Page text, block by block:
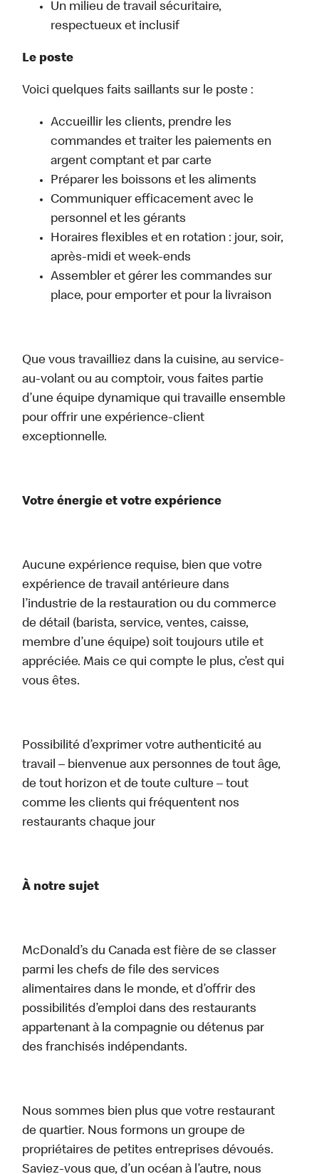
Un milieu de travail sécuritaire,
respectueux et inclusif
Le poste
Voici quelques faits saillants sur le poste :
Accueillir les clients, prendre les
commandes et traiter les paiements en
argent comptant et par carte
Préparer les boissons et les aliments
Communiquer efficacement avec le
personnel et les gérants
Horaires flexibles et en rotation : jour, soir,
après-midi et week-ends
Assembler et gérer les commandes sur
place, pour emporter et pour la livraison
Que vous travailliez dans la cuisine, au service-
au-volant ou au comptoir, vous faites partie
d’une équipe dynamique qui travaille ensemble
pour offrir une expérience-client
exceptionnelle.
Votre énergie et votre expérience
Aucune expérience requise, bien que votre
expérience de travail antérieure dans
l’industrie de la restauration ou du commerce
de détail (barista, service, ventes, caisse,
membre d’une équipe) soit toujours utile et
appréciée. Mais ce qui compte le plus, c’est qui
vous êtes.
Possibilité d’exprimer votre authenticité au
travail – bienvenue aux personnes de tout âge,
de tout horizon et de toute culture – tout
comme les clients qui fréquentent nos
restaurants chaque jour
À notre sujet
McDonald’s du Canada est fière de se classer
parmi les chefs de file des services
alimentaires dans le monde, et d’offrir des
possibilités d’emploi dans des restaurants
appartenant à la compagnie ou détenus par
des franchisés indépendants.
Nous sommes bien plus que votre restaurant
de quartier. Nous formons un groupe de
propriétaires de petites entreprises dévoués.
Saviez-vous que, d’un océan à l’autre, nous